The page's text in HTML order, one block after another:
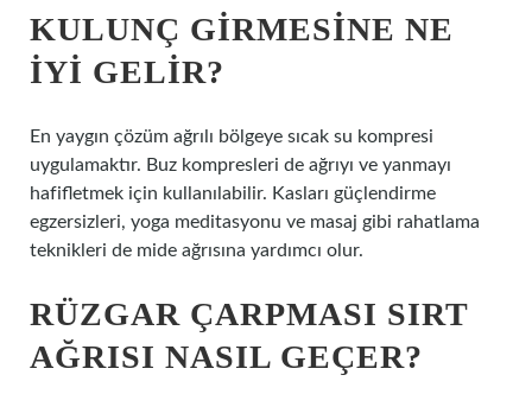
KULUNÇ GIRMESINE NE
IYI GELIR?
En yaygın çözüm ağrılı bölgeye sıcak su kompresi
uygulamaktır. Buz kompresleri de ağrıyı ve yanmayı
hafifletmek için kullanılabilir. Kasları güçlendirme
egzersizleri, yoga meditasyonu ve masaj gibi rahatlama
teknikleri de mide ağrısına yardımcı olur.
RÜZGAR ÇARPMASI SIRT
AĞRISI NASIL GEÇER?